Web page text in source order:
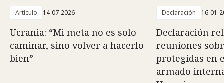
Artículo 14-07-2026
Ucrania: “Mi meta no es solo
caminar, sino volver a hacerlo
bien”
Declaración 16-01-
Declaración
reuniones
protegidas en
armado